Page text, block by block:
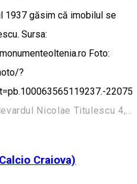
1937 găsim că imobilul se
Sursa:
Foto:
?
Casa Matei Băileșteanu, Bulevardul Nicolae Titulescu 4, Craiova 200136, Romania
Craiova)